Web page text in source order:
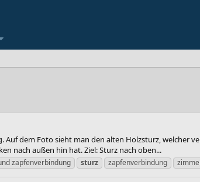
dem Foto sieht man den alten Holzsturz, welcher
nach außen hin hat. Ziel: Sturz nach oben...
zapfenverbindung sturz zapfenverbindung